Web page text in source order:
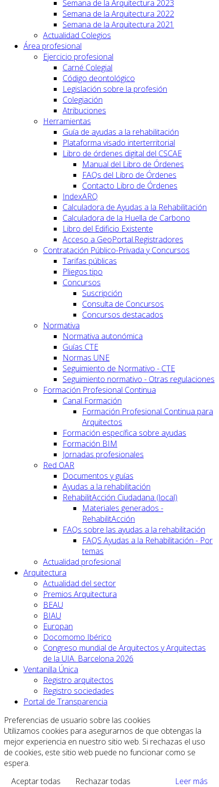
Semana de la Arquitectura 2023
Semana de la Arquitectura 2022
Semana de la Arquitectura 2021
Actualidad Colegios
Área profesional
Ejercicio profesional
Carné Colegial
Código deontológico
Legislación sobre la profesión
Colegiación
Atribuciones
Herramientas
Guía de ayudas a la rehabilitación
Plataforma visado interterritorial
Libro de órdenes digital del CSCAE
Manual del Libro de Órdenes
FAQs del Libro de Órdenes
Contacto Libro de Órdenes
IndexARQ
Calculadora de Ayudas a la Rehabilitación
Calculadora de la Huella de Carbono
Libro del Edificio Existente
Acceso a GeoPortal.Registradores
Contratación Público-Privada y Concursos
Tarifas públicas
Pliegos tipo
Concursos
Suscripción
Consulta de Concursos
Concursos destacados
Normativa
Normativa autonómica
Guías CTE
Normas UNE
Seguimiento de Normativo - CTE
Seguimiento normativo - Otras regulaciones
Formación Profesional Continua
Canal Formación
Formación Profesional Continua para
Arquitectos
Formación específica sobre ayudas
Formación BIM
Jornadas profesionales
Red OAR
Documentos y guías
Ayudas a la rehabilitación
RehabilitAcción Ciudadana (local)
Materiales generados -
RehabilitAcción
FAQs sobre las ayudas a la rehabilitación
FAQS Ayudas a la Rehabilitación - Por
temas
Actualidad profesional
Arquitectura
Actualidad del sector
Premios Arquitectura
BEAU
BIAU
Europan
Docomomo Ibérico
Congreso mundial de Arquitectos y Arquitectas
de la UIA. Barcelona 2026
Ventanilla Única
Registro arquitectos
Registro sociedades
Portal de Transparencia
Preferencias de usuario sobre las cookies
Utilizamos cookies para asegurarnos de que obtengas la
mejor experiencia en nuestro sitio web. Si rechazas el uso
de cookies, este sitio web puede no funcionar como se
espera.
Aceptar todas
Rechazar todas Leer más